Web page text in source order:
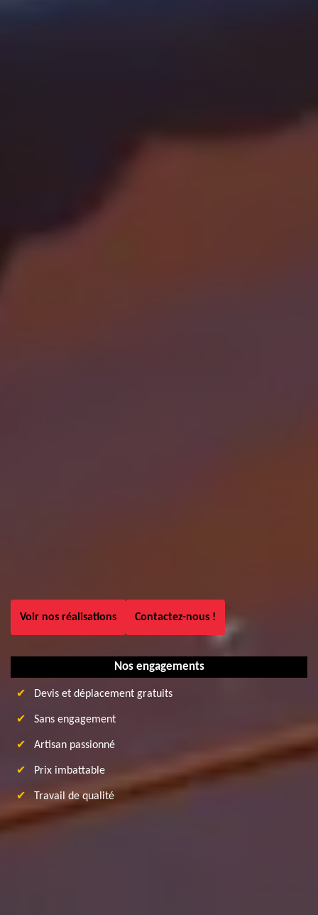
Voir nos réalisations Contactez-nous !
Nos engagements
Devis et déplacement gratuits
Sans engagement
Artisan passionné
Prix imbattable
Travail de qualité